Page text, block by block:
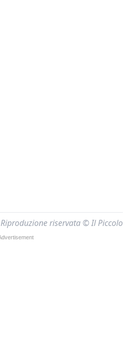
Riproduzione riservata © Il Piccolo